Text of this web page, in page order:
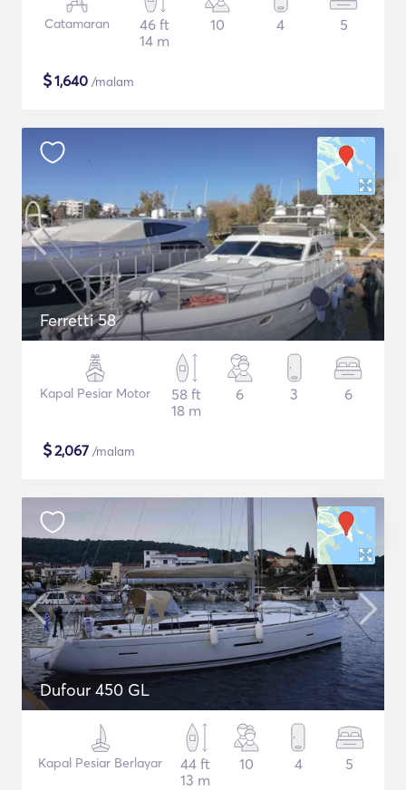
Catamaran
46 ft
14 m
10 4 5
$1,640 /malam
Ferretti 58
Kapal Pesiar Motor
58 ft
18 m
6 3 6
$2,067 /malam
Dufour 450 GL
Kapal Pesiar Berlayar
44 ft
13 m
10 4 5